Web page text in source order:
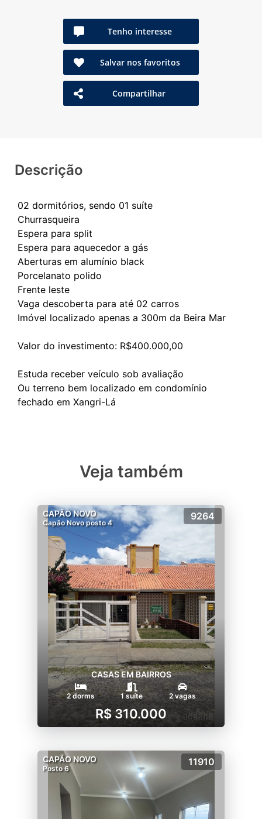
Tenho interesse
Salvar nos favoritos
Compartilhar
Descrição
02 dormitórios, sendo 01 suíte
Churrasqueira
Espera para split
Espera para aquecedor a gás
Aberturas em alumínio black
Porcelanato polido
Frente leste
Vaga descoberta para até 02 carros
Imóvel localizado apenas a 300m da Beira Mar
Valor do investimento: R$400.000,00
Estuda receber veículo sob avaliação
Ou terreno bem localizado em condomínio
Veja também
CAPÃO NOVO
Capão Novo posto 4
9264
CASAS EM BAIRROS
2 dorms 1 suíte 2 vagas
R$ 310.000
CAPÃO NOVO
Posto 6
11910